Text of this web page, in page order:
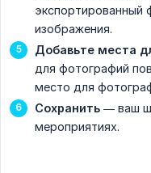
экспортированный
изображения.
Добавьте места
для фотографий
место для
Сохранить — ваш
мероприятиях.